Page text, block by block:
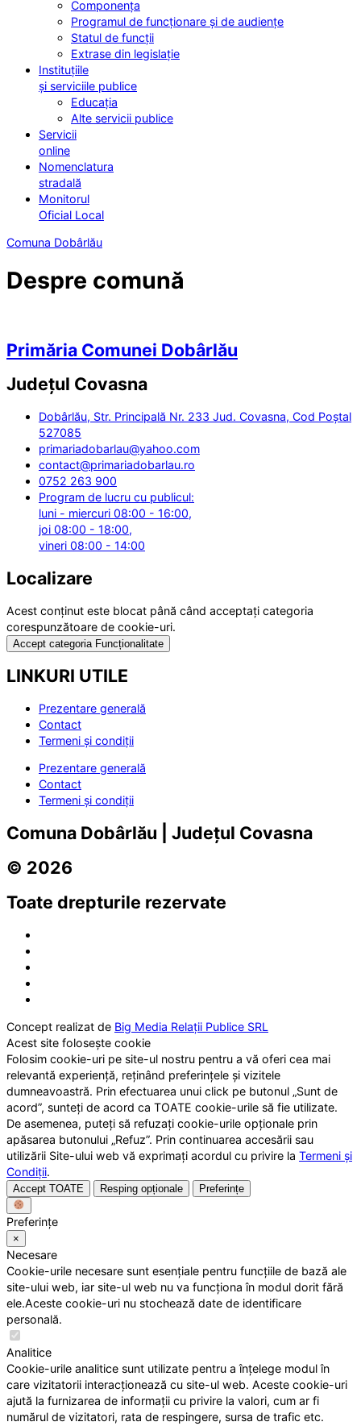
Componența
Programul de funcționare și de audiențe
Statul de funcții
Extrase din legislație
Instituțiile
și serviciile publice
Educația
Alte servicii publice
Servicii
online
Nomenclatura
stradală
Monitorul
Oficial Local
Comuna Dobârlău
Despre comună
Primăria Comunei Dobârlău
Județul Covasna
Dobârlău, Str. Principală Nr. 233 Jud. Covasna, Cod Poștal
527085
primariadobarlau@yahoo.com
contact@primariadobarlau.ro
0752 263 900
Program de lucru cu publicul:
luni - miercuri 08:00 - 16:00,
joi 08:00 - 18:00,
vineri 08:00 - 14:00
Localizare
Acest conținut este blocat până când acceptați categoria
corespunzătoare de cookie-uri.
Accept categoria Funcționalitate
LINKURI UTILE
Prezentare generală
Contact
Termeni și condiții
Prezentare generală
Contact
Termeni și condiții
Comuna Dobârlău | Județul Covasna
© 2026
Toate drepturile rezervate
Concept realizat de Big Media Relații Publice SRL
Acest site folosește cookie
Folosim cookie-uri pe site-ul nostru pentru a vă oferi cea mai
relevantă experiență, reținând preferințele și vizitele
dumneavoastră. Prin efectuarea unui click pe butonul „Sunt de
acord”, sunteți de acord ca TOATE cookie-urile să fie utilizate.
De asemenea, puteți să refuzați cookie-urile opționale prin
apăsarea butonului „Refuz”. Prin continuarea accesării sau
utilizării Site-ului web vă exprimați acordul cu privire la Termeni și
Condiții.
Accept TOATE Resping opționale Preferințe
Preferințe
×
Necesare
Cookie-urile necesare sunt esențiale pentru funcțiile de bază ale
site-ului web, iar site-ul web nu va funcționa în modul dorit fără
ele.Aceste cookie-uri nu stochează date de identificare
personală.
Analitice
Cookie-urile analitice sunt utilizate pentru a înțelege modul în
care vizitatorii interacționează cu site-ul web. Aceste cookie-uri
ajută la furnizarea de informații cu privire la valori, cum ar fi
numărul de vizitatori, rata de respingere, sursa de trafic etc.